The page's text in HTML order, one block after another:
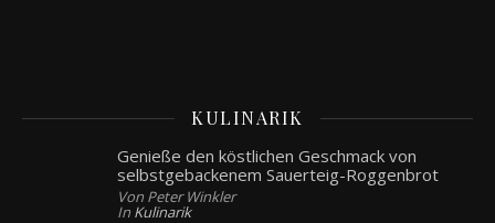
KULINARIK
Genieße den köstlichen Geschmack von
selbstgebackenem Sauerteig-Roggenbrot
Von Peter Winkler
In Kulinarik